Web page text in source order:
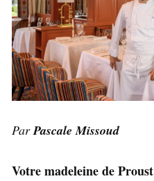
ParPascale Missoud
Votre madeleine de Proust